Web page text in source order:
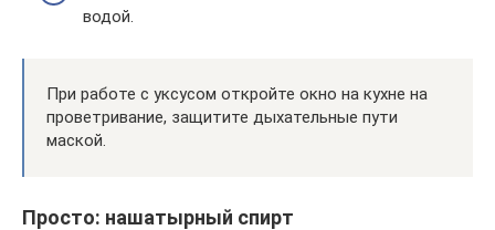
водой.
При работе с уксусом откройте окно на кухне на
проветривание, защитите дыхательные пути
маской.
Просто: нашатырный спирт